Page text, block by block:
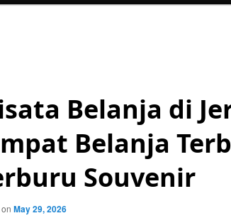
Belanja di
Belanja
Souvenir
May 29, 2026